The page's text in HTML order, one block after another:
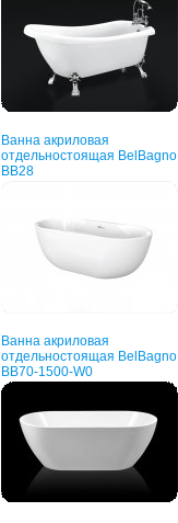
Ванна акриловая
отдельностоящая BelBagno
BB28
Ванна акриловая
отдельностоящая BelBagno
BB70-1500-W0